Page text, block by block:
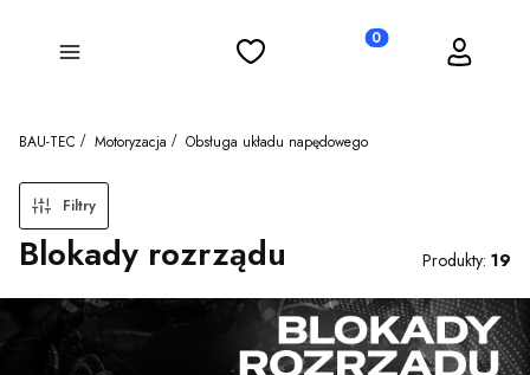
Menu Ulubione Produkty w koszyku:
Koszyk Zaloguj się
BAU-TEC Motoryzacja Obsługa układu napędowego
Filtry
Blokady rozrządu Produkty: 19